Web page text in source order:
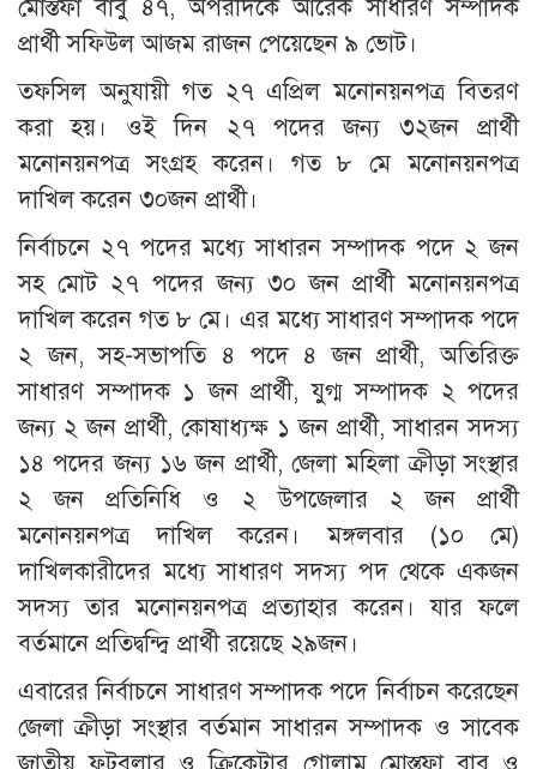
মোস্তফা বাবু ৪৭, অপরদিকে আরেক সাধারণ সম্পাদক
প্রার্থী সফিউল আজম রাজন পেয়েছেন ৯ ভোট।
তফসিল অনুযায়ী গত ২৭ এপ্রিল মনোনয়নপত্র বিতরণ
করা হয়। ওই দিন ২৭ পদের জন্য ৩২জন প্রার্থী
মনোনয়নপত্র সংগ্রহ করেন। গত ৮ মে মনোনয়নপত্র
দাখিল করেন ৩০জন প্রার্থী।
নির্বাচনে ২৭ পদের মধ্যে সাধারন সম্পাদক পদে ২ জন
সহ মোট ২৭ পদের জন্য ৩০ জন প্রার্থী মনোনয়নপত্র
দাখিল করেন গত ৮ মে। এর মধ্যে সাধারণ সম্পাদক পদে
২ জন, সহ-সভাপতি ৪ পদে ৪ জন প্রার্থী, অতিরিক্ত
সাধারণ সম্পাদক ১ জন প্রার্থী, যুগ্ম সম্পাদক ২ পদের
জন্য ২ জন প্রার্থী, কোষাধ্যক্ষ ১ জন প্রার্থী, সাধারন সদস্য
১৪ পদের জন্য ১৬ জন প্রার্থী, জেলা মহিলা ক্রীড়া সংস্থার
২ জন প্রতিনিধি ও ২ উপজেলার ২ জন প্রার্থী
মনোনয়নপত্র দাখিল করেন। মঙ্গলবার (১০ মে)
দাখিলকারীদের মধ্যে সাধারণ সদস্য পদ থেকে একজন
সদস্য তার মনোনয়নপত্র প্রত্যাহার করেন। যার ফলে
বর্তমানে প্রতিদ্বন্দ্বি প্রার্থী রয়েছে ২৯জন।
এবারের নির্বাচনে সাধারণ সম্পাদক পদে নির্বাচন করেছেন
জেলা ক্রীড়া সংস্থার বর্তমান সাধারন সম্পাদক ও সাবেক